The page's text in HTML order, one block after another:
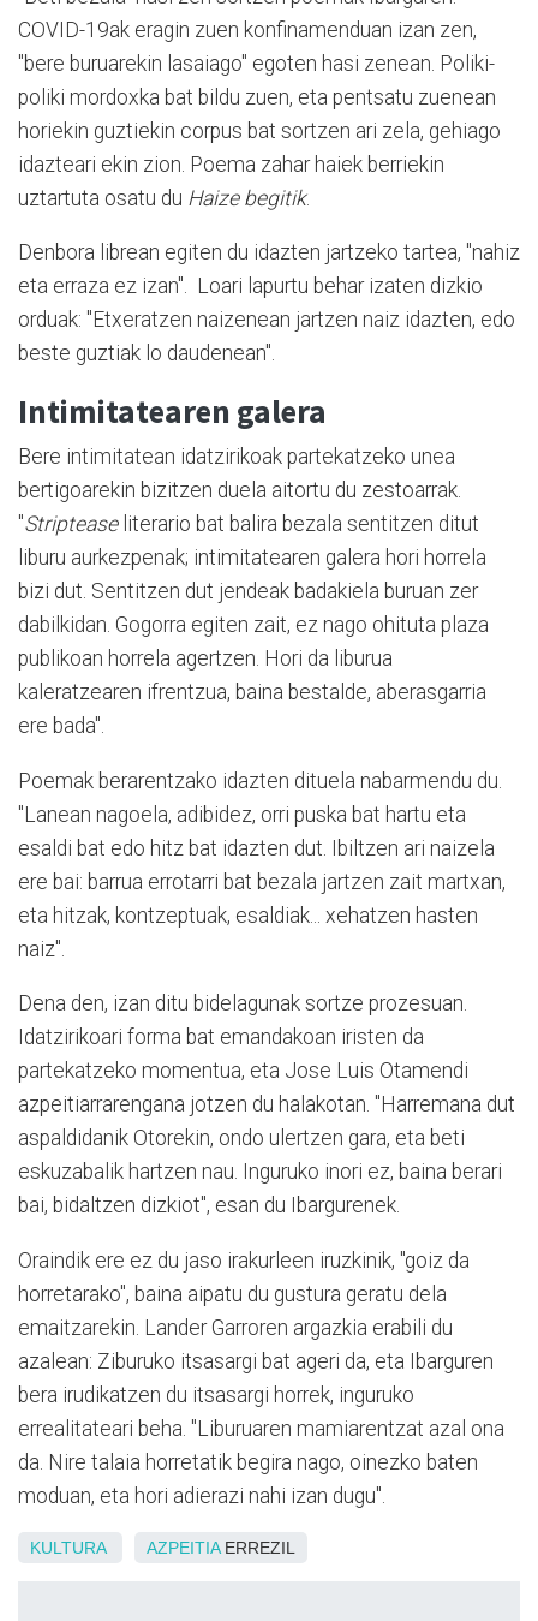
COVID-19ak eragin zuen konfinamenduan izan zen,
"bere buruarekin lasaiago" egoten hasi zenean. Poliki-
poliki mordoxka bat bildu zuen, eta pentsatu zuenean
horiekin guztiekin corpus bat sortzen ari zela, gehiago
idazteari ekin zion. Poema zahar haiek berriekin
uztartuta osatu du Haize begitik.
Denbora librean egiten du idazten jartzeko tartea, "nahiz
eta erraza ez izan". Loari lapurtu behar izaten dizkio
orduak: "Etxeratzen naizenean jartzen naiz idazten, edo
beste guztiak lo daudenean".
Intimitatearen galera
Bere intimitatean idatzirikoak partekatzeko unea
bertigoarekin bizitzen duela aitortu du zestoarrak.
"Stripteaseliterario bat balira bezala sentitzen ditut
liburu aurkezpenak; intimitatearen galera hori horrela
bizi dut. Sentitzen dut jendeak badakiela buruan zer
dabilkidan. Gogorra egiten zait, ez nago ohituta plaza
publikoan horrela agertzen. Hori da liburua
kaleratzearen ifrentzua, baina bestalde, aberasgarria
ere bada".
Poemak berarentzako idazten dituela nabarmendu du.
"Lanean nagoela, adibidez, orri puska bat hartu eta
esaldi bat edo hitz bat idazten dut. Ibiltzen ari naizela
ere bai: barrua errotarri bat bezala jartzen zait martxan,
eta hitzak, kontzeptuak, esaldiak... xehatzen hasten
naiz".
Dena den, izan ditu bidelagunak sortze prozesuan.
Idatzirikoari forma bat emandakoan iristen da
partekatzeko momentua, eta Jose Luis Otamendi
azpeitiarrarengana jotzen du halakotan. "Harremana dut
aspaldidanik Otorekin, ondo ulertzen gara, eta beti
eskuzabalik hartzen nau. Inguruko inori ez, baina berari
bai, bidaltzen dizkiot", esan du Ibargurenek.
Oraindik ere ez du jaso irakurleen iruzkinik, "goiz da
horretarako", baina aipatu du gustura geratu dela
emaitzarekin. Lander Garroren argazkia erabili du
azalean: Ziburuko itsasargi bat ageri da, eta Ibarguren
bera irudikatzen du itsasargi horrek, inguruko
errealitateari beha. "Liburuaren mamiarentzat azal ona
da. Nire talaia horretatik begira nago, oinezko baten
moduan, eta hori adierazi nahi izan dugu".
KULTURA AZPEITIAERREZIL